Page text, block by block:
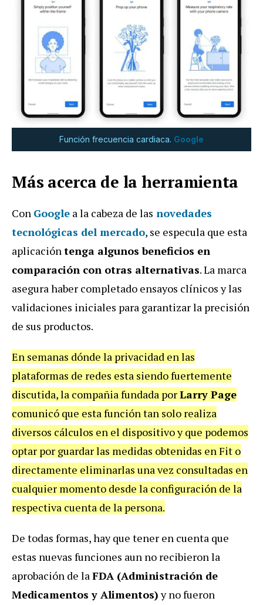
Función frecuencia cardiaca. Google
Más acerca de la herramienta
Con Google a la cabeza de las novedades
tecnológicas del mercado, se especula que esta
aplicación tenga algunos beneficios en
comparación con otras alternativas. La marca
asegura haber completado ensayos clínicos y las
validaciones iniciales para garantizar la precisión
de sus productos.
En semanas dónde la privacidad en las
plataformas de redes esta siendo fuertemente
discutida, la compañia fundada porLarry Page
comunicó que esta función tan solo realiza
diversos cálculos en el dispositivo y que podemos
optar por guardar las medidas obtenidas en Fit o
directamente eliminarlas una vez consultadas en
cualquier momento desde la configuración de la
respectiva cuenta de la persona.
De todas formas, hay que tener en cuenta que
estas nuevas funciones aun no recibieron la
aprobación de la FDA (Administración de
Medicamentos y Alimentos)y no fueron